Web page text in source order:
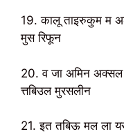
19. कालू ताइरुकुम म
मुस रिफून
20. व जा अमिन अक्सल
त्तबिउल मुरसलीन
21. इत तबिऊ मल ला